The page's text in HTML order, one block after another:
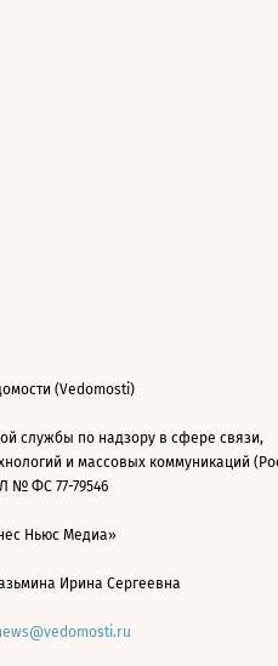
(Vedomosti)
службы по надзору в сфере связи,
и массовых коммуникаций
№ ФС 77-79546
Ньюс Медиа»
Ирина Сергеевна